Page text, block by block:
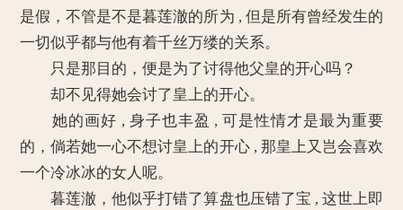
是假，不管是不是暮莲澈的所为 , 但是所有曾经发生的
一切似乎都与他有着千丝万缕的关系。
只是那目的，便是为了讨得他父皇的开心吗？
却不见得她会讨了皇上的开心。
她的画好 , 身子也丰盈 , 可是性情才是最为重要
的，倘若她一心不想讨皇上的开心 , 那皇上又岂会喜欢
一个冷冰冰的女人呢。
暮莲澈，他似乎打错了算盘也压错了宝 , 这世上即